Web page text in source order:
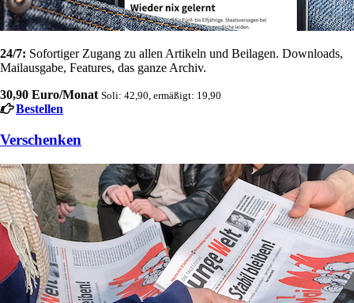
24/7: Sofortiger Zugang zu allen Artikeln und Beilagen. Downloads,
Mailausgabe, Features, das ganze Archiv.
30,90 Euro/Monat Soli: 42,90, ermäßigt: 19,90
Bestellen
Verschenken